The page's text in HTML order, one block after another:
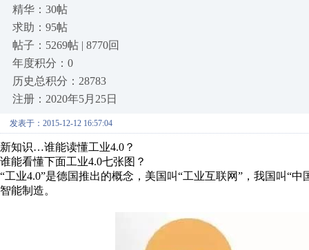
精华：30帖
求助：95帖
帖子：5269帖 | 8770回
年度积分：0
历史总积分：28783
注册：2020年5月25日
发表于：2015-12-12 16:57:04
新知识…谁能读懂工业4.0？
谁能看懂下面工业4.0七张图？
“工业4.0”是德国推出的概念，美国叫“工业互联网”，我国叫“
智能制造。